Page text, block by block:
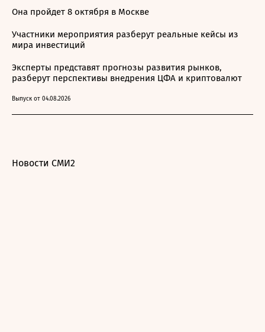
Она пройдет 8 октября в Москве
Участники мероприятия разберут реальные кейсы из
мира инвестиций
Эксперты представят прогнозы развития рынков,
разберут перспективы внедрения ЦФА и криптовалют
Выпуск от 04.08.2026
Новости СМИ2